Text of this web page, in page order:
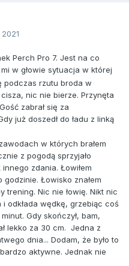
Perch Pro 7. Jest na co
w głowie sytuacja w której
podczas rzutu broda w
nic nie bierze. Przynęta
zabrał się za
już doszedł do ładu z linką
w których brałem
z pogodą sprzyjało
zdania. Łowiłem
godzinie. Łowisko znałem
trening. Nic nie łowię. Nikt nic
odkłada wędkę, grzebiąc coś
Gdy skończył, bam,
lekko za 30 cm. Jedna z
dnia... Dodam, że było to
aktywne. Jednak nie